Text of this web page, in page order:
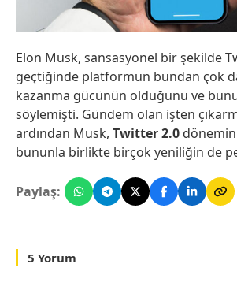
Elon Musk, sansasyonel bir şekilde
geçtiğinde platformun bundan çok
kazanma gücünün olduğunu ve
söylemişti. Gündem olan işten
ardından Musk, Twitter 2.0
bununla birlikte birçok yeniliğin de
Paylaş:
5 Yorum